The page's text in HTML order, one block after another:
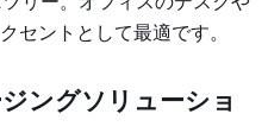
セントとして最適です。
ングソリューショ